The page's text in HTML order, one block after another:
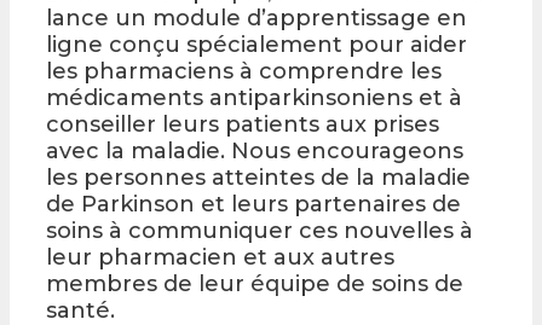
lance un module d’apprentissage en
ligne conçu spécialement pour aider
les pharmaciens à comprendre les
médicaments antiparkinsoniens et à
conseiller leurs patients aux prises
avec la maladie. Nous encourageons
les personnes atteintes de la maladie
de Parkinson et leurs partenaires de
soins à communiquer ces nouvelles à
leur pharmacien et aux autres
membres de leur équipe de soins de
santé.